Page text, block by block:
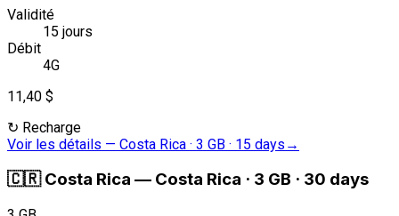
Validité
15 jours
Débit
4G
11,40 $
↻ Recharge
Voir les détails — Costa Rica · 3 GB · 15 days →
🇨🇷 Costa Rica — Costa Rica · 3 GB · 30 days